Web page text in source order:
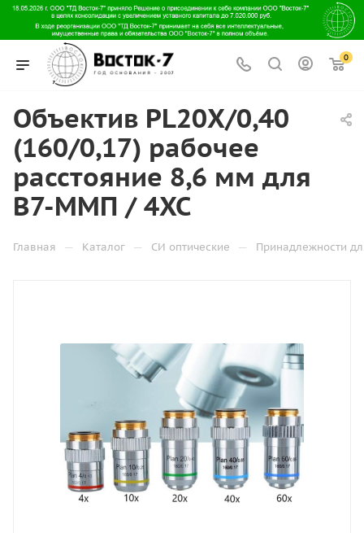
0
Объектив PL20X/0,40
(160/0,17) рабочее
расстояние 8,6 мм для
В7-ММП / 4XC
Главная — Каталог — СИ оптические — Принадлежности